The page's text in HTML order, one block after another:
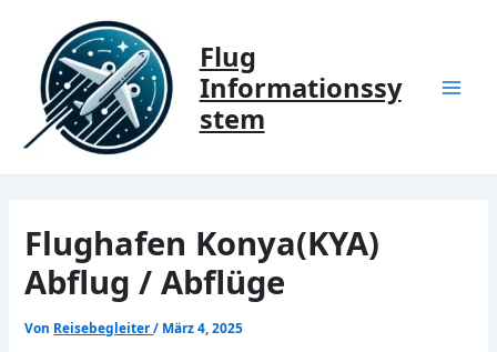
springen
Flug
Informationssy
stem
Flughafen Konya(KYA)
Abflug / Abflüge
Von Reisebegleiter/ März 4, 2025